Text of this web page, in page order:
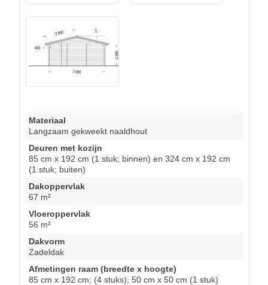
Materiaal
Langzaam gekweekt naaldhout
Deuren met kozijn
85 cm x 192 cm (1 stuk; binnen) en 324 cm x 192 cm
(1 stuk; buiten)
Dakoppervlak
67 m²
Vloeroppervlak
56 m²
Dakvorm
Zadeldak
Afmetingen raam (breedte x hoogte)
85 cm x 192 cm; (4 stuks); 50 cm x 50 cm (1 stuk)